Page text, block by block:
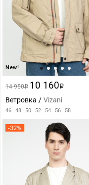
New!
14 950i 10 160i
Ветровка Vizani
46 48 50 52 54 56 58
-32%